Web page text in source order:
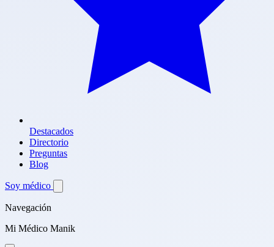
Destacados
Directorio
Preguntas
Blog
Soy médico
Navegación
Mi Médico Manik